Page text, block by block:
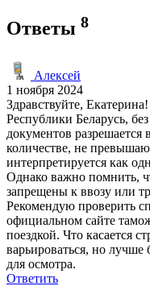
Ответы 8
Алексей
1 ноября 2024
Здравствуйте,
Республики Беларусь,
документов разрешается
количестве, не
интерпретируется как
Однако важно помнить,
запрещены к ввозу или
Рекомендую проверить
официальном сайте
поездкой. Что касается
варьироваться, но лучше
для осмотра.
Ответить